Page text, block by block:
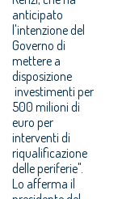
anticipato
l'intenzione del
Governo di
mettere a
disposizione
investimenti per
500 milioni di
euro per
interventi di
riqualificazione
delle periferie".
Lo afferma il